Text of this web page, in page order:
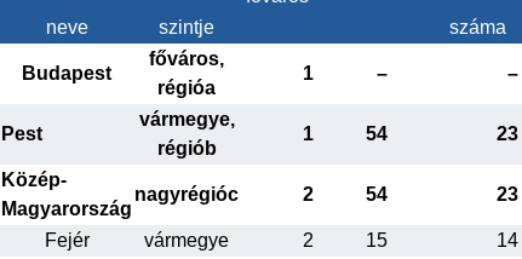
neve szintje száma
Budapest
főváros,
régióa
1 – –
Pest
vármegye,
régiób
1 54 23
Közép-
Magyarország
nagyrégióc 2 54 23
Fejér vármegye 2 15 14